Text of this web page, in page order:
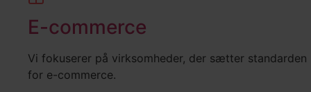
E-commerce
Vi fokuserer på virksomheder, der sætter standarden
for e-commerce.